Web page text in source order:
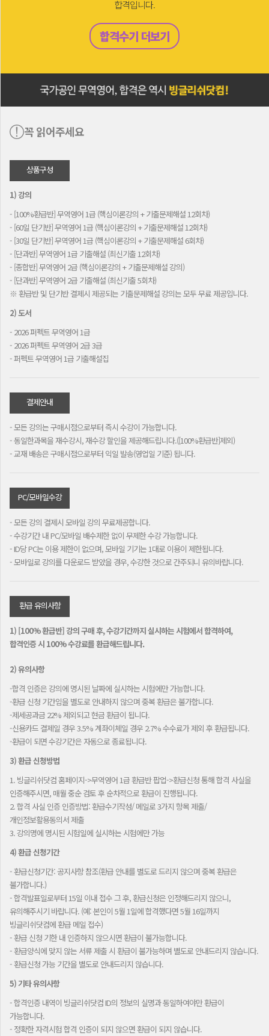
합격입니다.
합격수기 더보기
꼭 읽어주세요
상품구성
1) 강의
- [100%환급반] 무역영어 1급 (핵심이론강의 + 기출문제해설 12회차)
- [60일 단기반] 무역영어 1급 (핵심이론강의 + 기출문제해설 12회차)
- [30일 단기반] 무역영어 1급 (핵심이론강의 + 기출문제해설 6회차)
- [단과반] 무역영어 1급 기출해설 (최신기출 12회차)
- [종합반] 무역영어 2급 (핵심이론강의 + 기출문제해설 강의)
- [단과반] 무역영어 2급 기출해설 (최신기출 5회차)
※ 환급반 및 단기반 결제시 제공되는 기출문제해설 강의는 모두 무료 제공입니다.
2) 도서
- 2026 퍼펙트 무역영어 1급
- 2026 퍼펙트 무역영어 2급 3급
- 퍼펙트 무역영어 1급 기출해설집
결제안내
- 모든 강의는 구매시점으로부터 즉시 수강이 가능합니다.
- 동일한과목을 재수강시, 재수강 할인을 제공해드립니다.([100%환급반]제외)
- 교재 배송은 구매시점으로부터 익일 발송(영업일 기준) 됩니다.
PC/모바일수강
- 모든 강의 결제시 모바일 강의 무료제공합니다.
- 수강기간 내 PC/모바일 배수제한 없이 무제한 수강 가능합니다.
- ID당 PC는 이용 제한이 없으며, 모바일 기기는 1대로 이용이 제한됩니다.
- 모바일로 강의를 다운로드 받았을 경우, 수강한 것으로 간주되니 유의바랍니다.
환급 유의사항
1) [100% 환급반] 강의 구매 후, 수강기간까지 실시하는 시험에서 합격하여,
합격인증 시 100% 수강료를 환급해드립니다.
2) 유의사항
-합격 인증은 강의에 명시된 날짜에 실시하는 시험에만 가능합니다.
-환급 신청 기간임을 별도로 안내하지 않으며 중복 환급은 불가합니다.
-제세공과금 22% 제외되고 현금 환급이 됩니다.
-신용카드 결제일 경우 3.5% 계좌이체일 경우 2.7% 수수료가 제외 후 환급됩니다.
-환급이 되면 수강기간은 자동으로 종료됩니다.
3) 환급 신청방법
1. 빙글리쉬닷컴 홈페이지->무역영어 1급 환급반 팝업->환급신청 통해 합격 사실을
인증해주시면, 매월 중순 검토 후 순차적으로 환급이 진행됩니다.
2. 합격 사실 인증 인증방법: 환급수기작성/ 메일로 3가지 항목 제출/
개인정보활용동의서 제출
3. 강의명에 명시된 시험일에 실시하는 시험에만 가능
4) 환급 신청기간
- 환급신청기간: 공지사항 참조(환급 안내를 별도로 드리지 않으며 중복 환급은
불가합니다.)
- 합격발표일로부터 15일 이내 접수 그 후, 환급신청은 인정해드리지 않으니,
유의해주시기 바랍니다. (예: 본인이 5월 1일에 합격했다면 5월 16일까지
빙글리쉬닷컴에 환급 메일 접수)
- 환급 신청 기한 내 인증하지 않으시면 환급이 불가능합니다.
- 환급양식에 맞지 않는 서류 제출 시 환급이 불가능하며 별도로 안내드리지 않습니다.
- 환급신청 가능 기간을 별도로 안내드리지 않습니다.
5) 기타 유의사항
- 합격인증 내역이 빙글리쉬닷컴 ID의 정보의 실명과 동일하여야만 환급이
가능합니다.
- 정확한 자격시험 합격 인증이 되지 않으면 환급이 되지 않습니다.